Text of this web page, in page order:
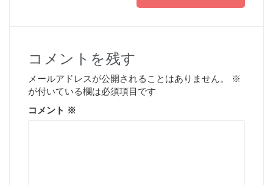
ゲ
ー
シ
コメントを残す
メールアドレスが公開されることはありません。
※
が付いている欄は必須項目です
コメント ※